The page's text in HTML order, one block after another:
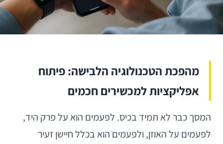
מהפכת הטכנולוגיה הלבישה: פיתוח
אפליקציות למכשירים חכמים
המסך כבר לא תמיד בכיס. לפעמים הוא על פרק היד,
לפעמים על האוזן, ולפעמים הוא בכלל חיישן זעיר